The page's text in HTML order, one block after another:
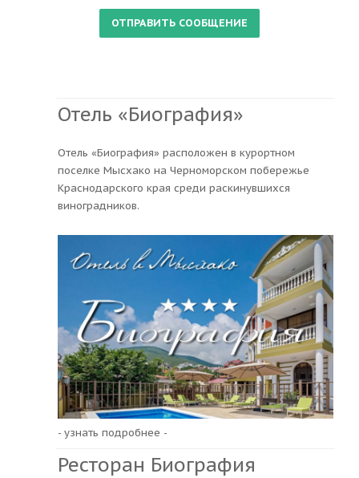
Отель «Биография»
Отель «Биография» расположен в курортном
поселке Мысхако на Черноморском побережье
Краснодарского края среди раскинувшихся
виноградников.
- узнать подробнее -
Ресторан Биография